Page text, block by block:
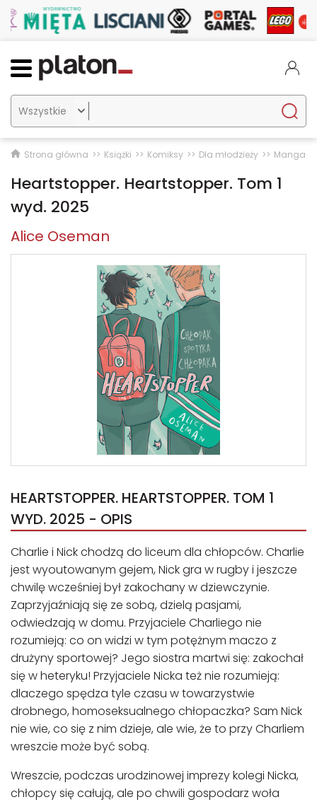

Strona główna Książki Komiksy Dla młodzieży Manga
Heartstopper. Heartstopper. Tom 1
wyd. 2025
Alice Oseman
HEARTSTOPPER. HEARTSTOPPER. TOM 1
WYD. 2025 - OPIS
Charlie i Nick chodzą do liceum dla chłopców. Charlie
jest wyoutowanym gejem, Nick gra w rugby i jeszcze
chwilę wcześniej był zakochany w dziewczynie.
Zaprzyjaźniają się ze sobą, dzielą pasjami,
odwiedzają w domu. Przyjaciele Charliego nie
rozumieją: co on widzi w tym potężnym maczo z
drużyny sportowej? Jego siostra martwi się: zakochał
się w heteryku! Przyjaciele Nicka też nie rozumieją:
dlaczego spędza tyle czasu w towarzystwie
drobnego, homoseksualnego chłopaczka? Sam Nick
nie wie, co się z nim dzieje, ale wie, że to przy Charliem
wreszcie może być sobą.
Wreszcie, podczas urodzinowej imprezy kolegi Nicka,
chłopcy się całują, ale po chwili gospodarz woła